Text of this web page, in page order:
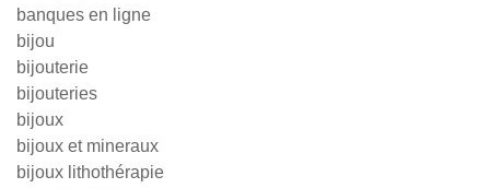
banques en ligne
bijou
bijouterie
bijouteries
bijoux
bijoux et mineraux
bijoux lithothérapie